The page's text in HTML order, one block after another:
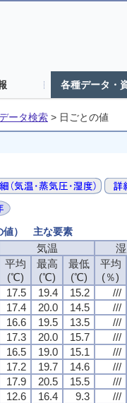
各種データ・
ータ検索 > 日ごとの値
値） 主な要素
気温
平均
(℃)
最高
(℃)
最低
(℃)
平均
(％)
17.5 19.4 15.2
///
17.4 20.0 14.5
///
16.6 19.5 13.5
///
17.3 20.0 15.7
///
16.5 19.0 15.1
///
17.2 19.7 14.6
///
17.9 20.5 15.5
///
12.6 16.4 9.3
///